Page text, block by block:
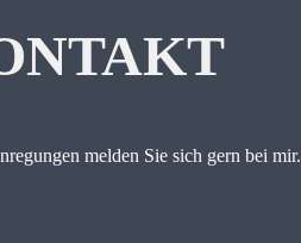
melden Sie sich gern bei mir.